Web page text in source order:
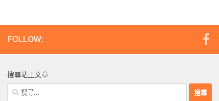
FOLLOW:
搜尋站上文章
搜